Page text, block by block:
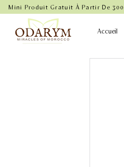
Mini Produit Gratuit À Partir De
Accueil